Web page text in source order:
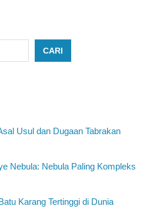
CARI
Usul dan Dugaan Tabrakan
Nebula: Nebula Paling Kompleks
Karang Tertinggi di Dunia